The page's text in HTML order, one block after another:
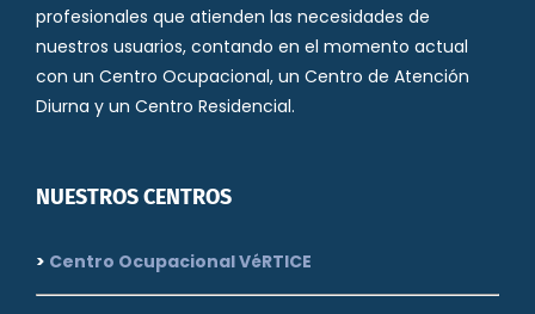
profesionales que atienden las necesidades de
nuestros usuarios, contando en el momento actual
con un Centro Ocupacional, un Centro de Atención
Diurna y un Centro Residencial.
NUESTROS CENTROS
> Centro Ocupacional VéRTICE